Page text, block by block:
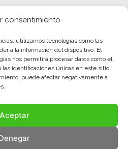
consentimiento
utilizamos tecnologías como las
a la información del dispositivo. El
nos permitirá procesar datos como el
identificaciones únicas en este sitio.
puede afectar negativamente a
Aceptar